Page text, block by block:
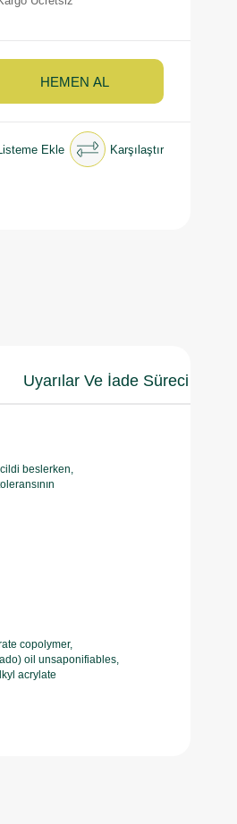
Ekle Karşılaştır
Uyarılar Ve İade Süreci
beslerken,
copolymer,
oil unsaponifiables,
acrylate